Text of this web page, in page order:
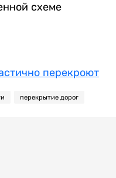
схеме
перекроют
перекрытие дорог